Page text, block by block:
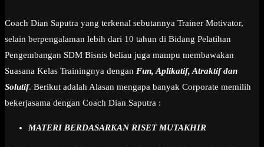
Coach Dian Saputra yang terkenal sebutannya Trainer Motivator,
selain berpengalaman lebih dari 10 tahun di Bidang Pelatihan
Pengembangan SDM Bisnis beliau juga mampu membawakan
Suasana Kelas Trainingnya dengan Fun, Aplikatif, Atraktif dan
Solutif. Berikut adalah Alasan mengapa banyak Corporate memilih
bekerjasama dengan Coach Dian Saputra :
MATERI BERDASARKAN RISET MUTAKHIR